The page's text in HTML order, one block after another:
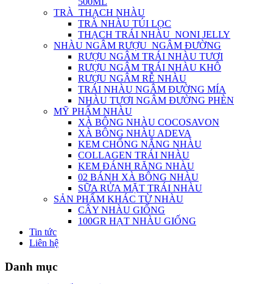
TRÀ_THẠCH NHÀU
TRÀ NHÀU TÚI LỌC
THẠCH TRÁI NHÀU_NONI JELLY
NHÀU NGÂM RƯỢU_NGÂM ĐƯỜNG
RƯỢU NGÂM TRÁI NHÀU TƯƠI
RƯỢU NGÂM TRÁI NHÀU KHÔ
RƯỢU NGÂM RỄ NHÀU
TRÁI NHÀU NGÂM ĐƯỜNG MÍA
NHÀU TƯƠI NGÂM ĐƯỜNG PHÈN
MỸ PHẨM NHÀU
XÀ BÔNG NHÀU COCOSAVON
XÀ BÔNG NHÀU ADEVA
KEM CHỐNG NẮNG NHÀU
COLLAGEN TRÁI NHÀU
KEM ĐÁNH RĂNG NHÀU
02 BÁNH XÀ BÔNG NHÀU
SỮA RỬA MẶT TRÁI NHÀU
SẢN PHẨM KHÁC TỪ NHÀU
CÂY NHÀU GIỐNG
100GR HẠT NHÀU GIỐNG
Tin tức
Liên hệ
Danh mục